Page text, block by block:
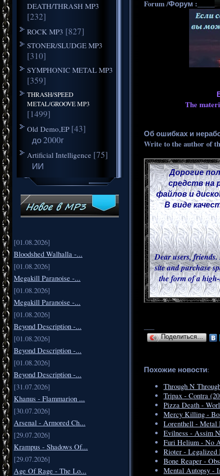
DEATH/THRASH MP3
[232]
ROCK MP3 [827]
STONER/SLUDGE MP3
[310]
SYMPHONIC METAL MP3
[359]
THRASH/SPEED
METAL/GROOVE MP3
[1499]
Old Demo,EP [43]
до 2000г
Artificial Intelligence [75]
ИИ
[01.08.2026]
Bloodshed Walhalla -...
[01.08.2026]
Megakill Paranoise -...
[01.08.2026]
Megakill Paranoise -...
[01.08.2026]
Beyond Description -...
[01.08.2026]
Beyond Description -...
[01.08.2026]
Beyond Description -...
[31.07.2026]
Khanus - Flammarion ...
[30.07.2026]
Arsenal - Armored Ch...
[29.07.2026]
Krampus - Shadows Of...
[29.07.2026]
Age Of Rage - The Lo...
Forum /Форум :_____
The
Об ошибках и
Write to the author of
Дорогие
средств на
файлов и
В виде
Dear users,
site and purchase
the form of a
Поделиться…
Похожие новости:
Through N
Tripax - Contra
Pizza Death -
Mercy Killing -
Lorenthell - Metal
Evilness - Assim
Furi Helium - No
Rioter - Legalized
Bone Reaper -
Mental Autopsy -